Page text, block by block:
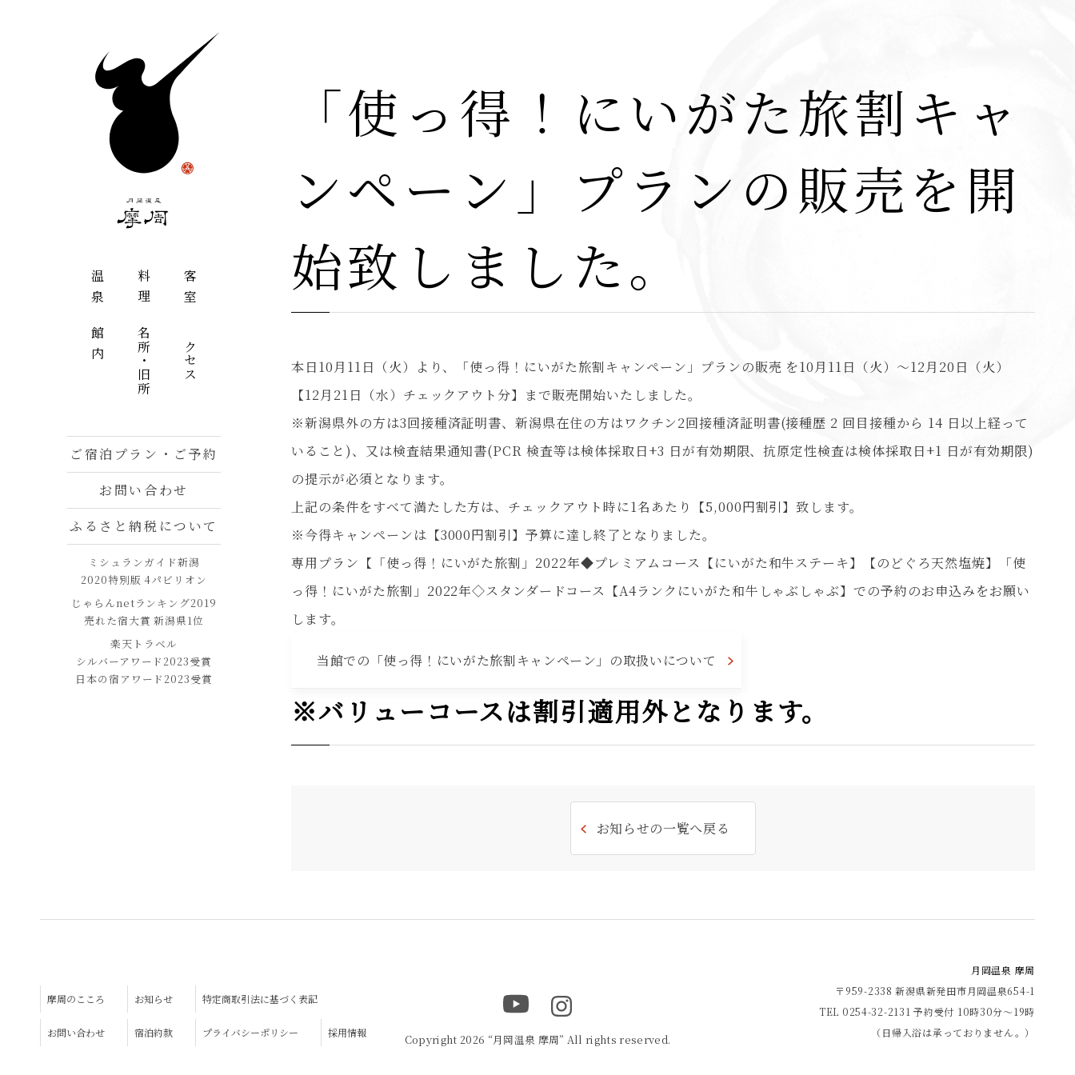
「使っ得！にいがた旅割キャ
ンペーン」プランの販売を開
始致しました。
本日10月11日（火）より、「使っ得！にいがた旅割キャンペーン」プランの販売 を10月11日（火）～12月20日（火）
【12月21日（水）チェックアウト分】まで販売開始いたしました。
※新潟県外の方は3回接種済証明書、新潟県在住の方はワクチン2回接種済証明書(接種歴 2 回目接種から 14 日以上経って
いること)、又は検査結果通知書(PCR 検査等は検体採取日+3 日が有効期限、抗原定性検査は検体採取日+1 日が有効期限)
の提示が必須となります。
上記の条件をすべて満たした方は、チェックアウト時に1名あたり【5,000円割引】致します。
※今得キャンペーンは【3000円割引】予算に達し終了となりました。
専用プラン【「使っ得！にいがた旅割」2022年◆プレミアムコース【にいがた和牛ステーキ】【のどぐろ天然塩焼】「使
っ得！にいがた旅割」2022年◇スタンダードコース【A4ランクにいがた和牛しゃぶしゃぶ】での予約のお申込みをお願い
します。
当館での「使っ得！にいがた旅割キャンペーン」の取扱いについて
※バリューコースは割引適用外となります。
お知らせの一覧へ戻る
温泉 料理
客室
館内
名所・旧所 アクセス
ご宿泊プラン・ご予約
お問い合わせ
ふるさと納税について
ミシュランガイド新潟
2020特別版 4パビリオン
じゃらんnetランキング2019
売れた宿大賞 新潟県1位
楽天トラベル
シルバーアワード2023受賞
日本の宿アワード2023受賞
摩周のこころ お知らせ 特定商取引法に基づく表記
お問い合わせ 宿泊約款 プライバシーポリシー 採用情報
月岡温泉 摩周
〒959-2338 新潟県新発田市月岡温泉654-1
TEL 0254-32-2131 予約受付 10時30分～19時
（日帰入浴は承っておりません。）
Copyright 2026 “月岡温泉 摩周” All rights reserved.